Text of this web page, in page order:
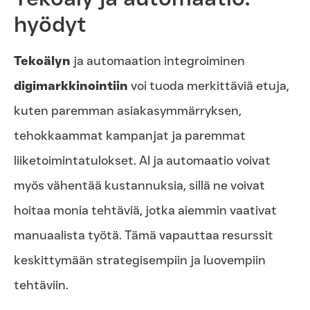
hyödyt
Tekoälyn ja automaation integroiminen
digimarkkinointiin voi tuoda merkittäviä etuja,
kuten paremman asiakasymmärryksen,
tehokkaammat kampanjat ja paremmat
liiketoimintatulokset. AI ja automaatio voivat
myös vähentää kustannuksia, sillä ne voivat
hoitaa monia tehtäviä, jotka aiemmin vaativat
manuaalista työtä. Tämä vapauttaa resurssit
keskittymään strategisempiin ja luovempiin
tehtäviin.